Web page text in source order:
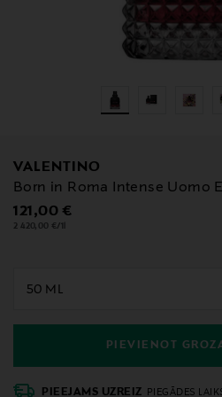
VALENTINO
Born in Roma Intense Uomo
Original Price
121,00 €
2 420,00 €/1l
PIEVIENOT
PIEEJAMS UZREIZ
PIEGĀDES